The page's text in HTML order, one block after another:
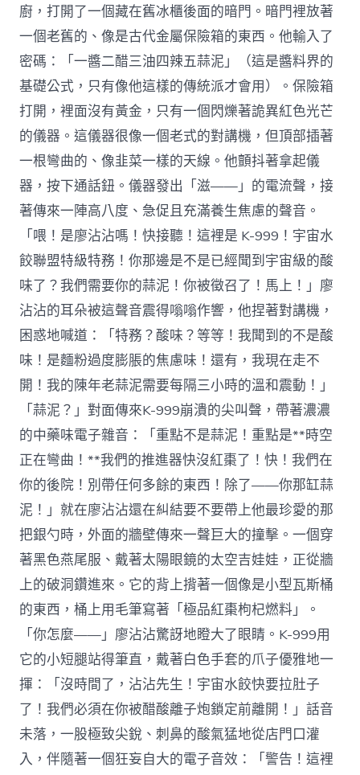
廚，打開了一個藏在舊冰櫃後面的暗門。暗門裡放著
一個老舊的、像是古代金屬保險箱的東西。他輸入了
密碼：「一醬二醋三油四辣五蒜泥」（這是醬料界的
基礎公式，只有像他這樣的傳統派才會用）。保險箱
打開，裡面沒有黃金，只有一個閃爍著詭異紅色光芒
的儀器。這儀器很像一個老式的對講機，但頂部插著
一根彎曲的、像韭菜一樣的天線。他顫抖著拿起儀
器，按下通話鈕。儀器發出「滋——」的電流聲，接
著傳來一陣高八度、急促且充滿養生焦慮的聲音。
「喂！是廖沾沾嗎！快接聽！這裡是 K-999！宇宙水
餃聯盟特級特務！你那邊是不是已經聞到宇宙級的酸
味了？我們需要你的蒜泥！你被徵召了！馬上！」廖
沾沾的耳朵被這聲音震得嗡嗡作響，他捏著對講機，
困惑地喊道：「特務？酸味？等等！我聞到的不是酸
味！是麵粉過度膨脹的焦慮味！還有，我現在走不
開！我的陳年老蒜泥需要每隔三小時的溫和震動！」
「蒜泥？」對面傳來K-999崩潰的尖叫聲，帶著濃濃
的中藥味電子雜音：「重點不是蒜泥！重點是**時空
正在彎曲！**我們的推進器快沒紅棗了！快！我們在
你的後院！別帶任何多餘的東西！除了——你那缸蒜
泥！」就在廖沾沾還在糾結要不要帶上他最珍愛的那
把銀勺時，外面的牆壁傳來一聲巨大的撞擊。一個穿
著黑色燕尾服、戴著太陽眼鏡的太空吉娃娃，正從牆
上的破洞鑽進來。它的背上揹著一個像是小型瓦斯桶
的東西，桶上用毛筆寫著「極品紅棗枸杞燃料」。
「你怎麼——」廖沾沾驚訝地瞪大了眼睛。K-999用
它的小短腿站得筆直，戴著白色手套的爪子優雅地一
揮：「沒時間了，沾沾先生！宇宙水餃快要拉肚子
了！我們必須在你被醋酸離子炮鎖定前離開！」話音
未落，一股極致尖銳、刺鼻的酸氣猛地從店門口灌
入，伴隨著一個狂妄自大的電子音效：「警告！這裡